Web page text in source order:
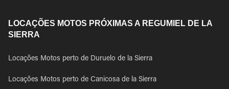
LOCAÇÕES MOTOS PRÓXIMAS A REGUMIEL DE LA
SIERRA
Locações Motos perto de Duruelo de la Sierra
Locações Motos perto de Canicosa de la Sierra